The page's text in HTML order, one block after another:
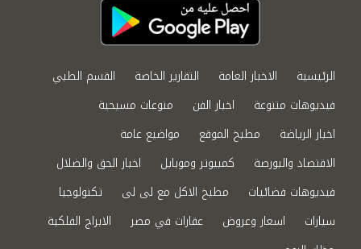
الرئيسية الاخبار العامة التقارير الخاصة
القسم الطبي
فيديوهات متنوعة
اخبار الفن
منوعات مسيحية
اخبار الرياضة
مطبخ الموقع
مواضيع عامة
الاقتصاد والبورصة
كمبيوتر وموبايل
اخبار الحق والضلال
فيديوهات فضائيات
مطبخ الاكل مع لى لى
تكنولوجيا
سيارات
اسعار وعروض عقارات في مصر
الابراج الفلكية